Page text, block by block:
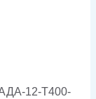
12-Т400-